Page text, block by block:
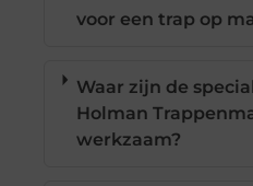
voor een trap op
Waar zijn de
Holman
werkzaam?